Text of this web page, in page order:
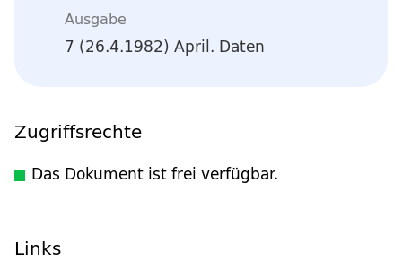
Ausgabe
7 (26.4.1982) April. Daten
Zugriffsrechte
Das Dokument ist frei verfügbar.
Links